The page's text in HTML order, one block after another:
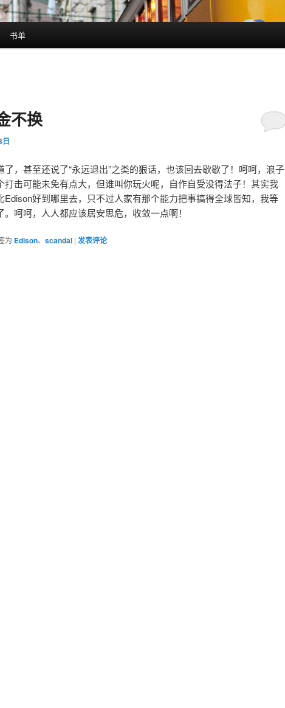
书单
不换
了，甚至还说了“永远退出”之类的狠话，也该回去歇歇了！呵呵，浪子
打击可能未免有点大，但谁叫你玩火呢，自作自受没得法子！其实我
Edison好到哪里去，只不过人家有那个能力把事搞得全球皆知，我等
呵呵，人人都应该居安思危，收敛一点啊！
为 Edison、 scandal | 发表评论